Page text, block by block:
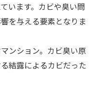
います。カビや臭い問
を与える要素となりま
ンション。カビ臭い原
結露によるカビだった